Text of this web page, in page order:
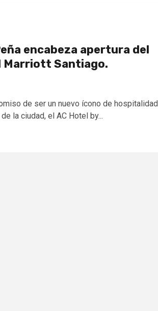
encabeza apertura del
Marriott Santiago.
de ser un nuevo ícono de hospitalidad
la ciudad, el AC Hotel by...